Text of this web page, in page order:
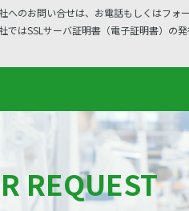
へのお問い合せは、お電話もしくはフォ
ではSSLサーバ証明書（電子証明書）の発
REQUEST